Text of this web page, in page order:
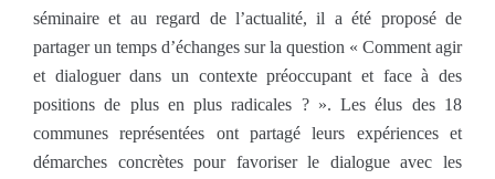
séminaire et au regard de l’actualité, il a été proposé de
partager un temps d’échanges sur la question « Comment agir
et dialoguer dans un contexte préoccupant et face à des
positions de plus en plus radicales ? ». Les élus des 18
communes représentées ont partagé leurs expériences et
démarches concrètes pour favoriser le dialogue avec les